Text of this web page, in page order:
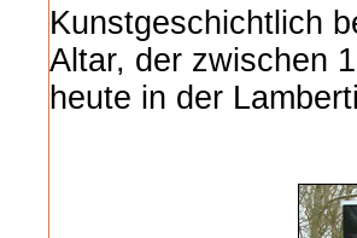
Kunstgeschichtlich
Altar, der zwischen
heute in der